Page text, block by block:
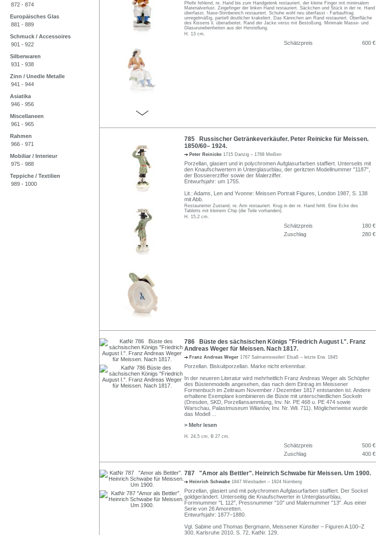
872 - 874
Europäisches Glas
881 - 889
Schmuck / Accessoires
901 - 922
Silberwaren
931 - 938
Zinn / Unedle Metalle
941 - 944
Asiatika
946 - 956
Miscellaneen
961 - 965
Rahmen
966 - 971
Mobiliar / Interieur
975 - 988
Teppiche / Textilien
989 - 1000
Pfeife fehlend, re. Hand bis zum Handgelenk restauriert, der kleine Finger mit minimalem
Materialverlust. Zeigefinger der linken Hand restauriert. Säckchen und Stück in der re. Hand
überfasst. Nase-Stirnbereich restauriert. Schuhe wohl neu überfasst - Farbauftrag
unregelmäßig, partiell deutlicher krakeliert. Das Kännchen am Rand restauriert. Oberfläche
des Kissens li. überarbeitet. Rand der Jacke verso mit Bestoßung. Minimale Masse- und
Glasurunebenheiten aus der Herstellung.
H. 13 cm.
Schätzpreis 600 €
785 Russischer Getränkeverkäufer. Peter Reinicke für Meissen.
1850/60– 1924.
Peter Reinicke 1715 Danzig – 1768 Meißen
Porzellan, glasiert und in polychromen Aufglasurfarben staffiert. Unterseits mit
den Knaufschwertern in Unterglasurblau, der geritzten Modellnummer "1187",
der Bossiererziffer sowie der Malerziffer.
Entwurfsjahr: um 1755.
Lit.: Adams, Len and Yvonne: Meissen Portrait Figures, London 1987, S. 138
mit Abb.
Restaurierter Zustand, re. Arm restauriert. Krug in der re. Hand fehlt. Eine Ecke des
Tabletts mit kleinem Chip (die Teile vorhanden).
H. 15,2 cm.
Schätzpreis
180 €
Zuschlag
280 €
786 Büste des sächsischen Königs "Friedrich August I.". Franz
Andreas Weger für Meissen. Nach 1817.
Franz Andreas Weger 1767 Salmannsweiler/ Elsaß – letzte Erw. 1845
Porzellan. Biskuitporzellan. Marke nicht erkennbar.
In der neueren Literatur wird mehrheitlich Franz Andreas Weger als Schöpfer
des Büstenmodells angesehen, das nach dem Eintrag im Meissener
Formenbuch im Zeitraum November / Dezember 1817 entstanden ist. Andere
erhaltene Exemplare kombinieren die Büste mit unterschiedlichen Sockeln
(Dresden, SKD, Porzellansammlung, Inv. Nr. PE 468 u. PE 474 sowie
Warschau, Palastmuseum Wilanów, Inv. Nr. Wil. 711). Möglicherweise wurde
das Modell
> Mehr lesen
H. 24,5 cm, B 27 cm.
Schätzpreis
500 €
Zuschlag
400 €
787 "Amor als Bettler". Heinrich Schwabe für Meissen. Um 1900.
Heinrich Schwabe 1847 Wiesbaden – 1924 Nürnberg
Porzellan, glasiert und mit polychromen Aufglasurfarben staffiert. Der Sockel
goldgerändert. Unterseitig die Knaufschwerter in Unterglasurblau,
Formnummer "L 112", Pressnummer "10" und Malernummer "13". Aus einer
Serie von 26 Amoretten.
Entwurfsjahr: 1877–1880.
Vgl. Sabine und Thomas Bergmann, Meissener Künstler – Figuren A 100–Z
300, Karlsruhe 2010, S. 72, KatNr. 129.